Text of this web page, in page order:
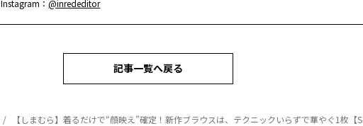
Instagram：@inrededitor
記事一覧へ戻る
【しまむら】着るだけで“顔映え”確定！新作ブラウスは、テクニックいらずで華やぐ1枚【Season